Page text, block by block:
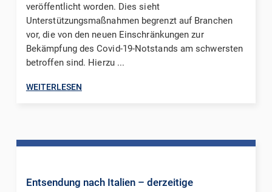
veröffentlicht worden. Dies sieht
Unterstützungsmaßnahmen begrenzt auf Branchen
vor, die von den neuen Einschränkungen zur
Bekämpfung des Covid-19-Notstands am schwersten
betroffen sind. Hierzu ...
WEITERLESEN
Entsendung nach Italien – derzeitige